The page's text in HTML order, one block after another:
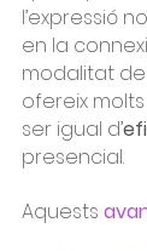
l’expressió
en la
modalitat
ofereix
ser igual d’
presencial.
Aquests